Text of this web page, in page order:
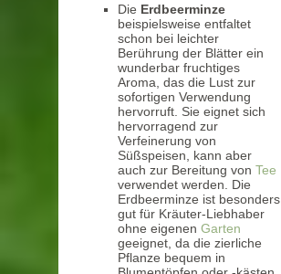
Die Erdbeerminze
beispielsweise entfaltet
schon bei leichter
Berührung der Blätter ein
wunderbar fruchtiges
Aroma, das die Lust zur
sofortigen Verwendung
hervorruft. Sie eignet sich
hervorragend zur
Verfeinerung von
Süßspeisen, kann aber
auch zur Bereitung von Tee
verwendet werden. Die
Erdbeerminze ist besonders
gut für Kräuter-Liebhaber
ohne eigenen Garten
geeignet, da die zierliche
Pflanze bequem in